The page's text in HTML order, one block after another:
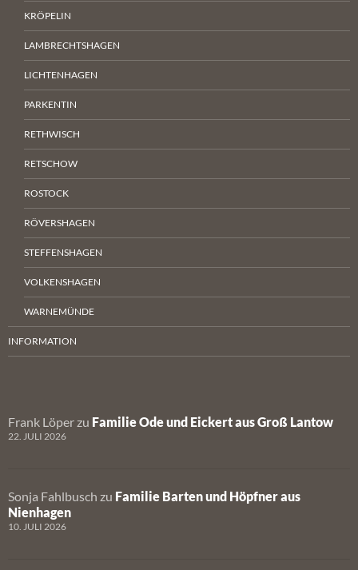
KRÖPELIN
LAMBRECHTSHAGEN
LICHTENHAGEN
PARKENTIN
RETHWISCH
RETSCHOW
ROSTOCK
RÖVERSHAGEN
STEFFENSHAGEN
VOLKENSHAGEN
WARNEMÜNDE
INFORMATION
Frank Löper zu Familie Ode und Eickert aus Groß Lantow
22. JULI 2026
Sonja Fahlbusch zu Familie Barten und Höpfner aus
Nienhagen
10. JULI 2026